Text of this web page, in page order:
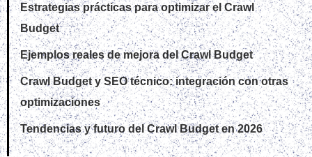
Estrategias prácticas para optimizar el Crawl
Budget
Ejemplos reales de mejora del Crawl Budget
Crawl Budget y SEO técnico: integración con otras
optimizaciones
Tendencias y futuro del Crawl Budget en 2026